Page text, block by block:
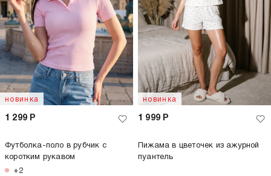
новинка
1 299 Р
Футболка-поло в рубчик с
коротким рукавом
+2
новинка
1 999 Р
Пижама в цветочек из ажурной
пуантель